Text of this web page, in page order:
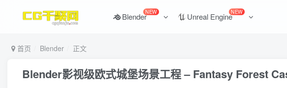
BlenderNEW Unreal EngineNEW
首页 Blender 正文
Blender影视级欧式城堡场景工程 – Fantasy Forest